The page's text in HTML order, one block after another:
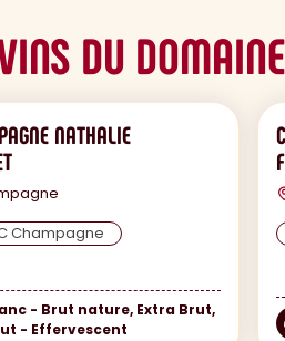
DU DOMAINE
NATHALIE
Champagne
- Brut nature, Extra Brut,
- Effervescent